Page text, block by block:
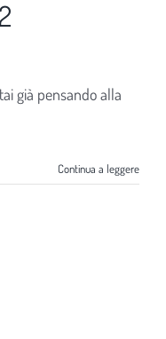
già pensando alla
Continua a leggere